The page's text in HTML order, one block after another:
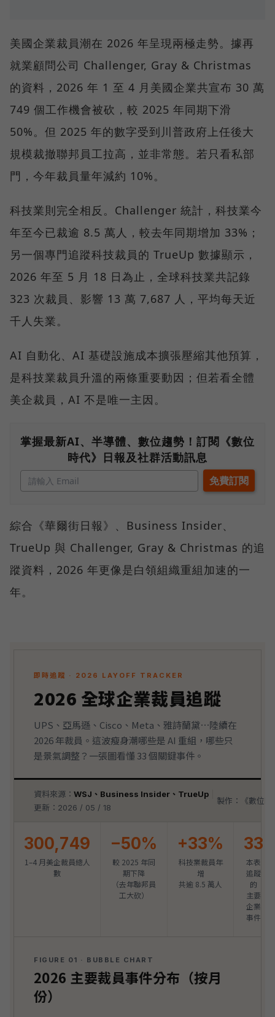
美國企業裁員潮在 2026 年呈現兩極走勢。據再
就業顧問公司 Challenger, Gray & Christmas
的資料，2026 年 1 至 4 月美國企業共宣布 30 萬
749 個工作機會被砍，較 2025 年同期下滑
50%。但 2025 年的數字受到川普政府上任後大
規模裁撤聯邦員工拉高，並非常態。若只看私部
門，今年裁員量年減約 10%。
科技業則完全相反。Challenger 統計，科技業今
年至今已裁逾 8.5 萬人，較去年同期增加 33%；
另一個專門追蹤科技裁員的 TrueUp 數據顯示，
2026 年至 5 月 18 日為止，全球科技業共記錄
323 次裁員、影響 13 萬 7,687 人，平均每天近
千人失業。
AI 自動化、AI 基礎設施成本擴張壓縮其他預算，
是科技業裁員升溫的兩條重要動因；但若看全體
美企裁員，AI 不是唯一主因。
掌握最新AI、半導體、數位趨勢！訂閱《數位
時代》日報及社群活動訊息
綜合《華爾街日報》、Business Insider、
TrueUp 與 Challenger, Gray & Christmas 的追
蹤資料，2026 年更像是白領組織重組加速的一
年。